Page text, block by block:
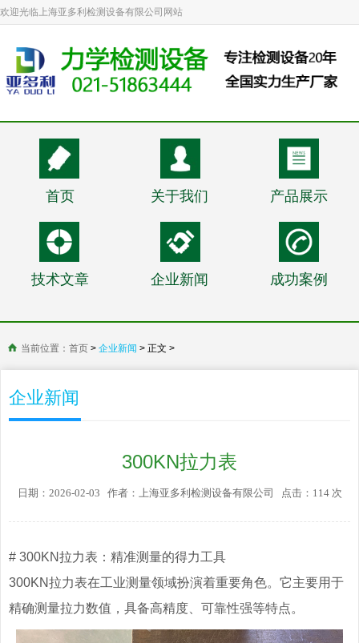
欢迎光临上海亚多利检测设备有限公司网站
首页 关于我们 产品展示
技术文章 企业新闻 成功案例
当前位置： 首页 > 企业新闻 > 正文 >
企业新闻
300KN拉力表
日期：2026-02-03 作者：上海亚多利检测设备有限公司 点击：114 次
# 300KN拉力表：精准测量的得力工具
300KN拉力表在工业测量领域扮演着重要角色。它主要用于
精确测量拉力数值，具备高精度、可靠性强等特点。